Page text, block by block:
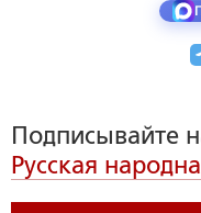
Подписывайте
Русская